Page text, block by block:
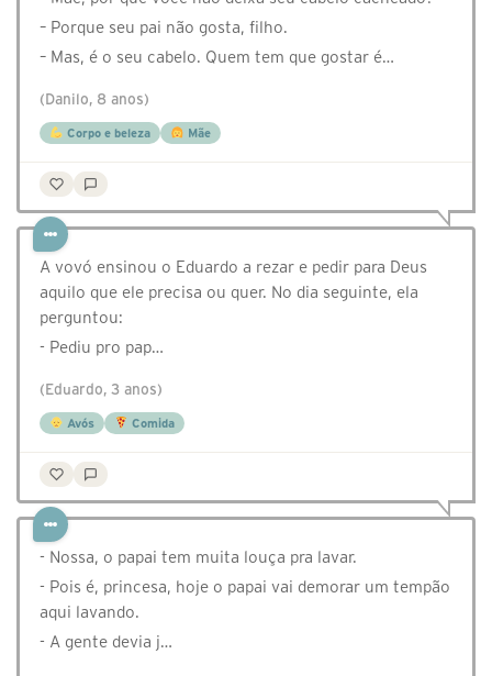
– Porque seu pai não gosta, filho.
– Mas, é o seu cabelo. Quem tem que gostar é…
(Danilo, 8 anos)
Corpo e beleza Mãe
A vovó ensinou o Eduardo a rezar e pedir para Deus
aquilo que ele precisa ou quer. No dia seguinte, ela
perguntou:
- Pediu pro pap…
(Eduardo, 3 anos)
Avós Comida
- Nossa, o papai tem muita louça pra lavar.
- Pois é, princesa, hoje o papai vai demorar um tempão
aqui lavando.
- A gente devia j…